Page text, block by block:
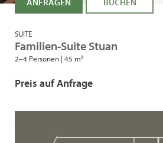
SUITE
Familien-Suite Stuan
2–4 Personen | 45 m²
Preis auf Anfrage